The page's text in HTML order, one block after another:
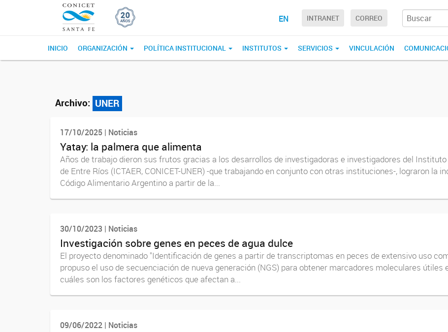
EN INTRANET CORREO
INICIO ORGANIZACIÓN POLÍTICA INSTITUCIONAL INSTITUTOS SERVICIOS VINCULACIÓN
Archivo: UNER
17/10/2025 | Noticias
Yatay: la palmera que alimenta
Años de trabajo dieron sus frutos gracias a los desarrollos de investigadoras e investigadores del
de Entre Ríos (ICTAER, CONICET-UNER) -que trabajando en conjunto con otras instituciones-, lograron la
Código Alimentario Argentino a partir de la...
30/10/2023 | Noticias
Investigación sobre genes en peces de agua dulce
El proyecto denominado "Identificación de genes a partir de transcriptomas en peces de extensivo uso
propuso el uso de secuenciación de nueva generación (NGS) para obtener marcadores moleculares útiles
cuáles son los factores genéticos que afectan a...
09/06/2022 | Noticias